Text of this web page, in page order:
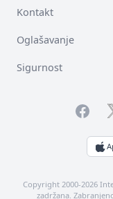
Kontakt
Oglašavanje
Sigurnost
Copyright 2000-2026
zadržana.